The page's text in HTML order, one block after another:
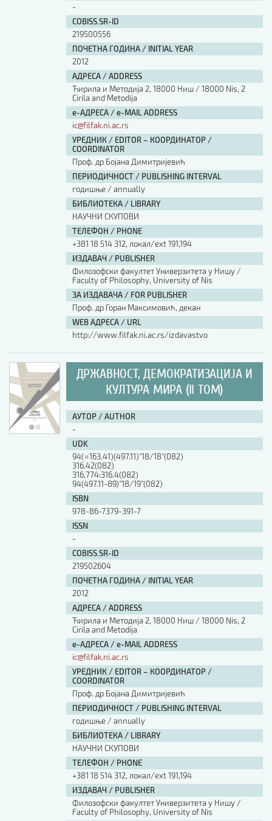
-
COBISS.SR-ID
219500556
ПОЧЕТНА ГОДИНА / INITIAL YEAR
2012
АДРЕСА / ADDRESS
Ћирила и Методија 2, 18000 Ниш / 18000 Nis, 2
Cirila and Metodija
е-АДРЕСА / e-MAIL ADDRESS
ic@filfak.ni.ac.rs
УРЕДНИК / EDITOR – КООРДИНАТОР /
COORDINATOR
Проф. др Бојана Димитријевић
ПЕРИОДИЧНОСТ / PUBLISHING INTERVAL
годишње / annually
БИБЛИОТЕКА / LIBRARY
НАУЧНИ СКУПОВИ
ТЕЛЕФОН / PHONE
+381 18 514 312, локал/ext 191,194
ИЗДАВАЧ / PUBLISHER
Филозофски факултет Универзитета у Нишу /
Faculty of Philosophy, University of Nis
ЗА ИЗДАВАЧА / FOR PUBLISHER
Проф. др Горан Максимовић, декан
WEB АДРЕСА / URL
http://www.filfak.ni.ac.rs/izdavastvo
ДРЖАВНОСТ, ДЕМОКРАТИЗАЦИЈА И
КУЛТУРА МИРА (II ТОМ)
АУТОР / AUTHOR
-
UDK
94(=163.41)(497.11)"18/18"(082)
316.42(082)
316,774:316.4(082)
94(497.11-89)"18/19"(082)
ISBN
978-86-7379-391-7
ISSN
-
COBISS.SR-ID
219502604
ПОЧЕТНА ГОДИНА / INITIAL YEAR
2012
АДРЕСА / ADDRESS
Ћирила и Методија 2, 18000 Ниш / 18000 Nis, 2
Cirila and Metodija
е-АДРЕСА / e-MAIL ADDRESS
ic@filfak.ni.ac.rs
УРЕДНИК / EDITOR – КООРДИНАТОР /
COORDINATOR
Проф. др Бојана Димитријевић
ПЕРИОДИЧНОСТ / PUBLISHING INTERVAL
годишње / annually
БИБЛИОТЕКА / LIBRARY
НАУЧНИ СКУПОВИ
ТЕЛЕФОН / PHONE
+381 18 514 312, локал/ext 191,194
ИЗДАВАЧ / PUBLISHER
Филозофски факултет Универзитета у Нишу /
Faculty of Philosophy, University of Nis